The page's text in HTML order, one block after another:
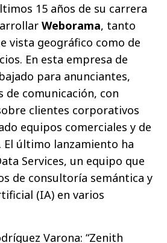
15 años de su carrera
Weborama, tanto
vista geográfico como de
En esta empresa de
para anunciantes,
de comunicación, con
clientes corporativos
equipos comerciales y de
El último lanzamiento ha
Services, un equipo que
de consultoría semántica y
(IA) en varios
Varona: “Zenith